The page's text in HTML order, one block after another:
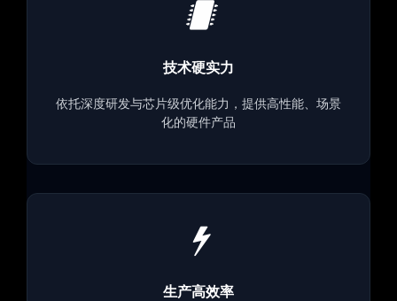
技术硬实力
依托深度研发与芯片级优化能力，提供高性能、场景
化的硬件产品
生产高效率